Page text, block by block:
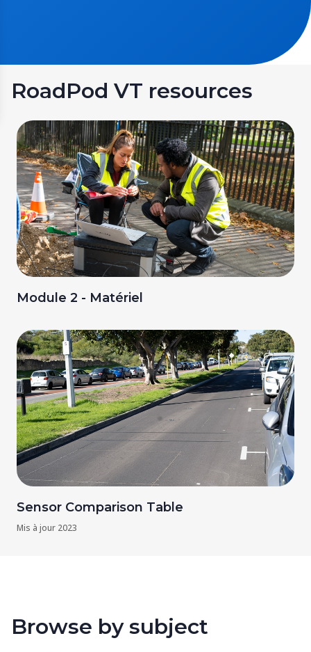
RoadPod VT resources
Module 2 - Matériel
Sensor Comparison Table
Mis à jour 2023
Browse by subject